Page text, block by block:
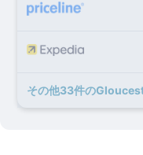
その他33​件の